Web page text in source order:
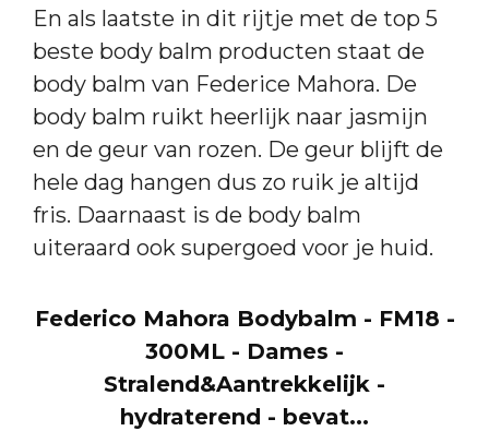
En als laatste in dit rijtje met de top 5
beste body balm producten staat de
body balm van Federice Mahora. De
body balm ruikt heerlijk naar jasmijn
en de geur van rozen. De geur blijft de
hele dag hangen dus zo ruik je altijd
fris. Daarnaast is de body balm
uiteraard ook supergoed voor je huid.
Federico Mahora Bodybalm - FM18 -
300ML - Dames -
Stralend&Aantrekkelijk -
hydraterend - bevat...